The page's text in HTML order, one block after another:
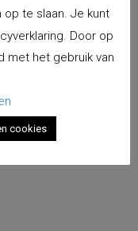
op te slaan. Je kunt
Door op
met het gebruik van
cookies